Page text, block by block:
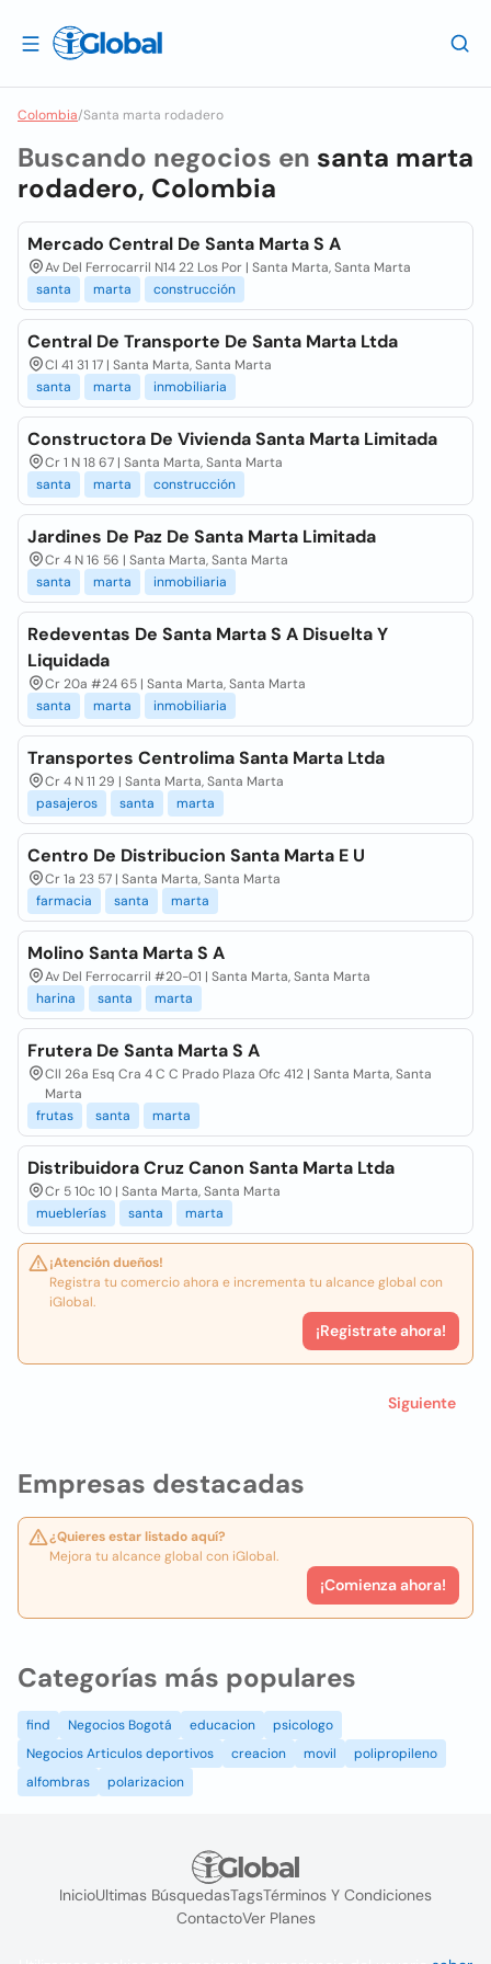
Colombia/Santa marta rodadero
Empresas destacadas
¿Quieres estar listado aquí?
Mejora tu alcance global con iGlobal.
¡Comienza ahora!
Buscando negocios en santa marta
rodadero, Colombia
Mercado Central De Santa Marta S A
Av Del Ferrocarril N14 22 Los Por | Santa Marta, Santa Marta
santa
marta construcción
Central De Transporte De Santa Marta Ltda
Cl 41 31 17 | Santa Marta, Santa Marta
santa
marta inmobiliaria
Constructora De Vivienda Santa Marta Limitada
Cr 1 N 18 67 | Santa Marta, Santa Marta
santa
marta construcción
Jardines De Paz De Santa Marta Limitada
Cr 4 N 16 56 | Santa Marta, Santa Marta
santa
marta inmobiliaria
Redeventas De Santa Marta S A Disuelta Y
Liquidada
Cr 20a #24 65 | Santa Marta, Santa Marta
santa
marta inmobiliaria
Transportes Centrolima Santa Marta Ltda
Cr 4 N 11 29 | Santa Marta, Santa Marta
pasajeros
santa marta
Centro De Distribucion Santa Marta E U
Cr 1a 23 57 | Santa Marta, Santa Marta
farmacia
santa marta
Molino Santa Marta S A
Av Del Ferrocarril #20-01 | Santa Marta, Santa Marta
harina
santa marta
Frutera De Santa Marta S A
Cll 26a Esq Cra 4 C C Prado Plaza Ofc 412 | Santa Marta, Santa
Marta
frutas
santa marta
Distribuidora Cruz Canon Santa Marta Ltda
Cr 5 10c 10 | Santa Marta, Santa Marta
mueblerías
santa marta
¡Atención dueños!
Registra tu comercio ahora e incrementa tu alcance global con
iGlobal.
¡Registrate ahora!
Siguiente
Categorías más populares
find Negocios Bogotá educacion
psicologo
Negocios Articulos deportivos
creacion movil
polipropileno
alfombras
polarizacion
InicioUltimas BúsquedasTagsTérminos Y Condiciones
ContactoVer Planes